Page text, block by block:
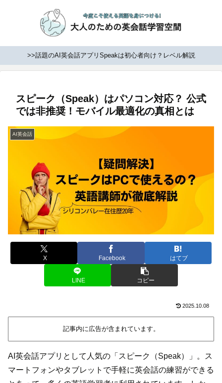
>>話題のAI英会話アプリSpeakは初心者向け？レベル解説
スピーク（Speak）はパソコン対応？ 公式
では非推奨！モバイル最適化の真相とは
AI英会話
X Facebook はてブ
LINE コピー
2025.10.08
記事内に広告が含まれています。
AI英会話アプリとして人気の「スピーク（Speak）」。ス
マートフォンやタブレットで手軽に英会話の練習ができる